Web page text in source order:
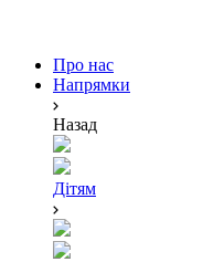
Про нас
Напрямки
Назад
Дітям